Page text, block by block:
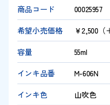
商品コード
00025957
希望小売価格
￥2,500（
容量
55ml
インキ品番
M-606N
インキ色
山吹色